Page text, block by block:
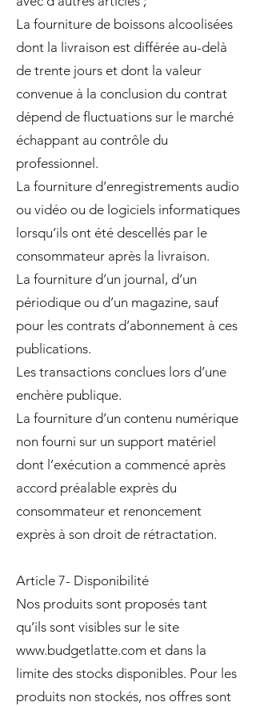
La fourniture de boissons alcoolisées
dont la livraison est différée au-delà
de trente jours et dont la valeur
convenue à la conclusion du contrat
dépend de fluctuations sur le marché
échappant au contrôle du
professionnel.
La fourniture d’enregistrements audio
ou vidéo ou de logiciels informatiques
lorsqu’ils ont été descellés par le
consommateur après la livraison.
La fourniture d’un journal, d’un
périodique ou d’un magazine, sauf
pour les contrats d’abonnement à ces
publications.
Les transactions conclues lors d’une
enchère publique.
La fourniture d’un contenu numérique
non fourni sur un support matériel
dont l’exécution a commencé après
accord préalable exprès du
consommateur et renoncement
exprès à son droit de rétractation.
Article 7- Disponibilité
Nos produits sont proposés tant
qu’ils sont visibles sur le site
www.budgetlatte.com et dans la
limite des stocks disponibles. Pour les
produits non stockés, nos offres sont